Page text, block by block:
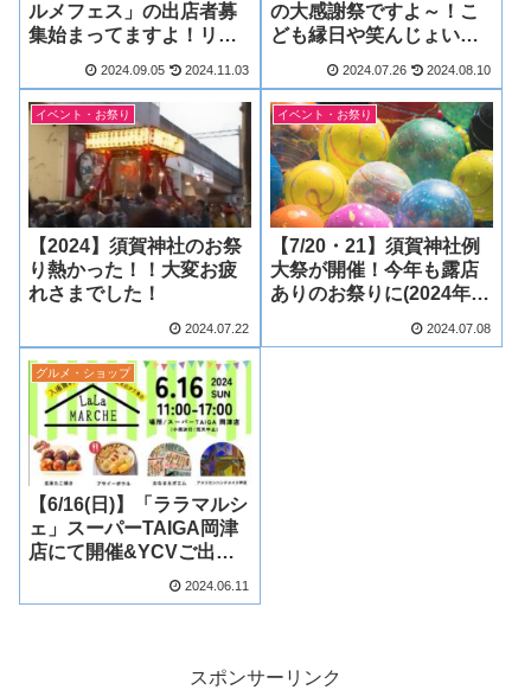
ルメフェス」の出店者募
集始まってますよ！リョ
ーコーホームで開催
2024.09.05 2024.11.03
の大感謝祭ですよ～！こ
ども縁日や笑んじょいさ
んも参加！
2024.07.26 2024.08.10
イベント・お祭り
【2024】須賀神社のお祭
り熱かった！！大変お疲
れさまでした！
2024.07.22
イベント・お祭り
【7/20・21】須賀神社例
大祭が開催！今年も露店
ありのお祭りに(2024年/
2024.07.08
グルメ・ショップ
【6/16(日)】「ララマルシ
ェ」スーパーTAIGA岡津
店にて開催&YCVご出演
2024.06.11
スポンサーリンク